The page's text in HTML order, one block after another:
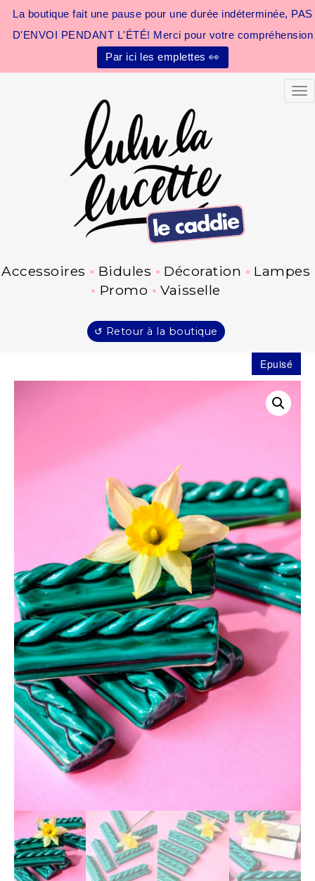
La boutique fait une pause pour une durée indéterminée, PAS
D'ENVOI PENDANT L'ÉTÉ! Merci pour votre compréhension
Par ici les emplettes 👀
Accessoires Bidules Décoration
Lampes
Promo
Vaisselle
↺ Retour à la boutique
Epuisé